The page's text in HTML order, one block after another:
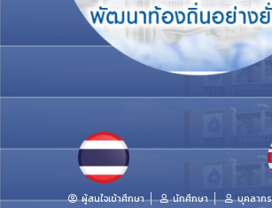
ผู้สนใจเข้าศึกษา นักศึกษา บุคลากร